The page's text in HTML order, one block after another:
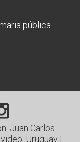
pública
Juan Carlos
Uruguay |